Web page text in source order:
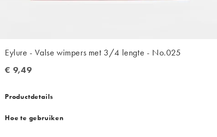
Eylure - Valse wimpers met 3/4 lengte - No.025
€ 9,49
€ 9,49
Productdetails
Hoe te gebruiken